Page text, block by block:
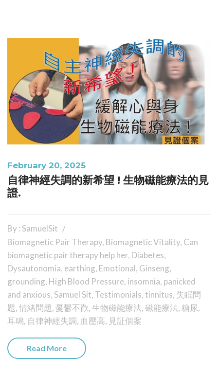
February 20, 2025
自律神經失調的新希望 ! 生物磁能療法的見
證.
By : SamuelSit
Biomagnetic Pair Therapy, Biomagnetic Vitality, Can
biomagnetic pair therapy help her, Diabetes,
Dysautonomia, earthing, Emotional, Ginseng,
grounding, High Blood Pressure, insomnia, panicked
and anxious, Samuel Sit, Testimonials, tinnitus, 失眠問
題,情緒問題,憂鬱不歡, 生物磁能療法,磁能療法,糖尿,
耳鳴, 自律神經失調, 血壓高, 見証個案
Read More